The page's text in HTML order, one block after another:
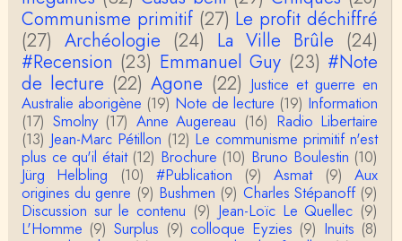
Communisme primitif (27) Le profit déchiffré
(27) Archéologie (24) La Ville Brûle (24)
#Recension (23) Emmanuel Guy (23) #Note
de lecture (22) Agone (22) Justice et guerre en
Australie aborigène (19) Note de lecture (19) Information
(17) Smolny (17) Anne Augereau (16) Radio Libertaire
(13) Jean-Marc Pétillon (12) Le communisme primitif n'est
plus ce qu'il était (12) Brochure (10) Bruno Boulestin (10)
Jürg Helbling
(10) #Publication (9) Asmat (9)
Aux
origines du genre (9) Bushmen (9) Charles Stépanoff (9)
Discussion sur le contenu (9) Jean-Loïc Le Quellec (9)
L'Homme (9) Surplus (9) colloque Eyzies (9) Inuits (8)